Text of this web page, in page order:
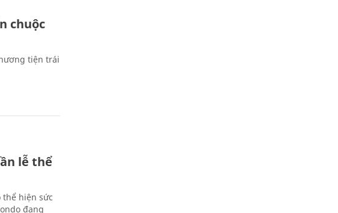
chuộc
tiện trái
lễ thể
hiện sức
đang